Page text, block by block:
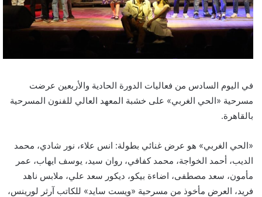
في اليوم السادس من فعاليات الدورة الحادية والأربعين عرضت
مسرحية «الحي الغربي» على خشبة المعهد العالي للفنون المسرحية
بالقاهرة.
«الحي الغربي» هو عرض غنائي بطولة: انس علاء، نور شادي، محمد
الديب، أحمد الخواجة، محمد كفافي، روان سيد، يوسف ايهاب، عمر
مأمون، سعد مصطفى، اضاءة بيكو، ديكور سعد علي، ملابس ناهد
فريد، العرض مأخوذ من مسرحية «ويست سايد» للكاتب آرثر لورينس،